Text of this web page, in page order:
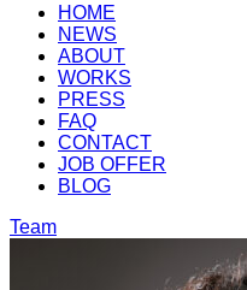
HOME
NEWS
ABOUT
WORKS
PRESS
FAQ
CONTACT
JOB OFFER
BLOG
Team